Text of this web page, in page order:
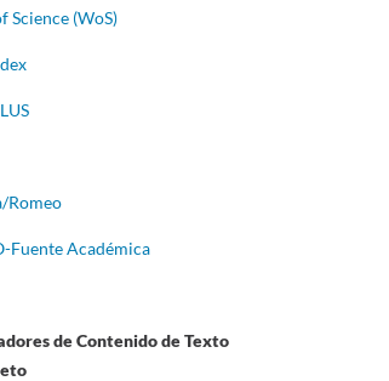
Science (WoS)
Romeo
Fuente Académica
de Contenido de Texto